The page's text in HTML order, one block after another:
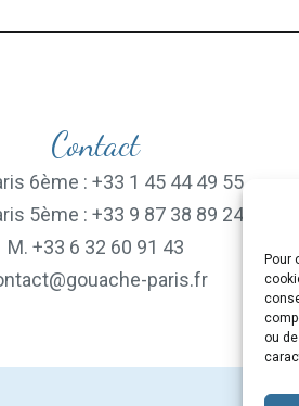
Pour
ou
Contact
6ème : +33 1 45 44 49 55
5ème : +33 9 87 38 89 24
M. +33 6 32 60 91 43
paris.fr